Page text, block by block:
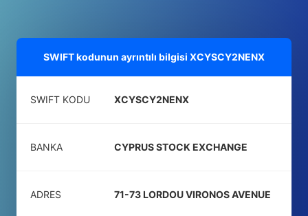
SWIFT kodunun ayrıntılı bilgisi XCYSCY2NENX
SWIFT KODU XCYSCY2NENX
BANKA CYPRUS STOCK EXCHANGE
ADRES 71-73 LORDOU VIRONOS AVENUE